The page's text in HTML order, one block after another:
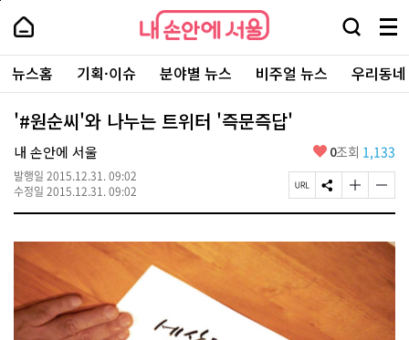
본
로
가
내
손
안
에
서
울
-
서
울
시
대
표
소
포
털
내
손
에
울
검
창
열
기
메
뉴
전
체
보
주
요
서
뉴스홈 기획·이슈 분야별 뉴스 비주얼 뉴스 우리동
'#원순씨'와 나누는 트위터 '즉문즉답'
내 손안에 서울
발행일 2015.12.31. 09:02
수정일 2015.12.31. 09:02
좋
요
0조회 1,133
페
이
U
L
복
S
N
공
기
글
자
기
하
글
자
기
작
변
하
페
상
단
로